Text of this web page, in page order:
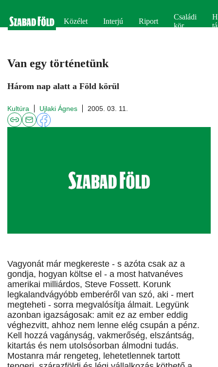
Közélet Interjú Riport
Családi
kör
Van egy történetünk
Három nap alatt a Föld körül
Kultúra Ujlaki Ágnes 2005. 03. 11.
Vagyonát már megkereste - s azóta csak az a
gondja, hogyan költse el - a most hatvanéves
amerikai milliárdos, Steve Fossett. Korunk
legkalandvágyóbb emberéről van szó, aki - mert
megteheti - sorra megvalósítja álmait. Legyünk
azonban igazságosak: amit ez az ember eddig
véghezvitt, ahhoz nem lenne elég csupán a pénz.
Kell hozzá vagányság, vakmerőség, elszántság,
kitartás és nem utolsósorban álmodni tudás.
Mostanra már rengeteg, lehetetlennek tartott